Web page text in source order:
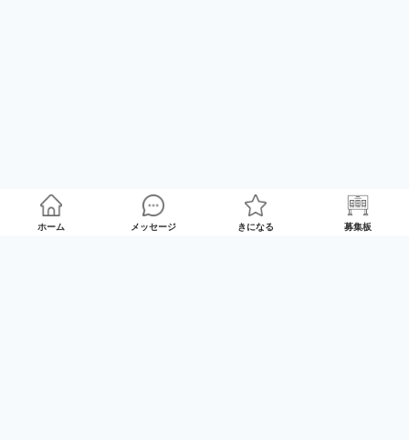
ホーム メッセージ きになる 募集板